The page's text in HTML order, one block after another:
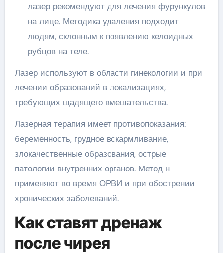
лазер рекомендуют для лечения фурункулов
на лице. Методика удаления подходит
людям, склонным к появлению келоидных
рубцов на теле.
Лазер используют в области гинекологии и при
лечении образований в локализациях,
требующих щадящего вмешательства.
Лазерная терапия имеет противопоказания:
беременность, грудное вскармливание,
злокачественные образования, острые
патологии внутренних органов. Метод н
применяют во время ОРВИ и при обострении
хронических заболеваний.
Как ставят дренаж
после чирея